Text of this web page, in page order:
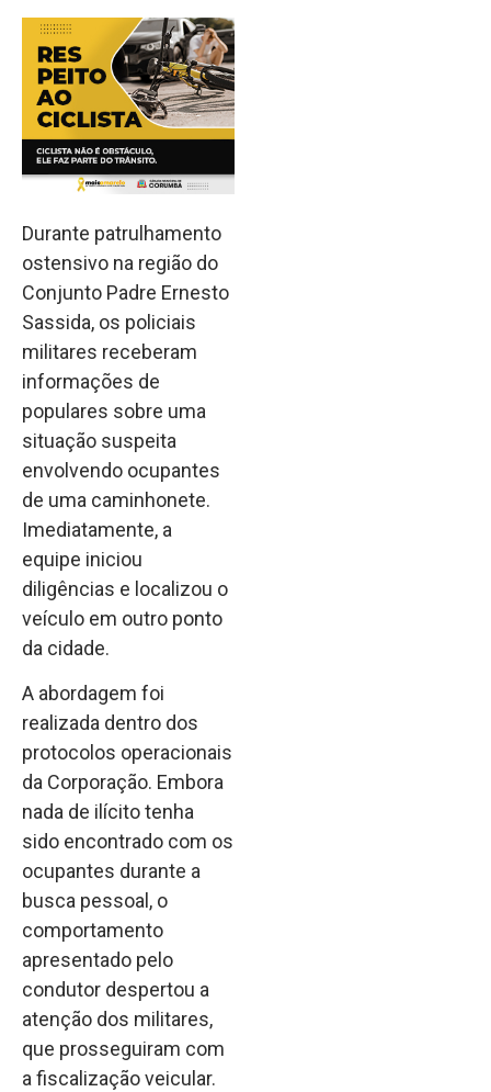
Durante patrulhamento
ostensivo na região do
Conjunto Padre Ernesto
Sassida, os policiais
militares receberam
informações de
populares sobre uma
situação suspeita
envolvendo ocupantes
de uma caminhonete.
Imediatamente, a
equipe iniciou
diligências e localizou o
veículo em outro ponto
da cidade.
A abordagem foi
realizada dentro dos
protocolos operacionais
da Corporação. Embora
nada de ilícito tenha
sido encontrado com os
ocupantes durante a
busca pessoal, o
comportamento
apresentado pelo
condutor despertou a
atenção dos militares,
que prosseguiram com
a fiscalização veicular.